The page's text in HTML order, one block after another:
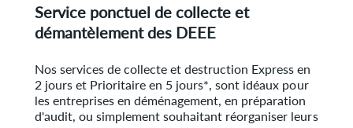
Service ponctuel de collecte et
démantèlement des DEEE
Nos services de collecte et destruction Express en
2 jours et Prioritaire en 5 jours*, sont idéaux pour
les entreprises en déménagement, en préparation
d'audit, ou simplement souhaitant réorganiser leurs